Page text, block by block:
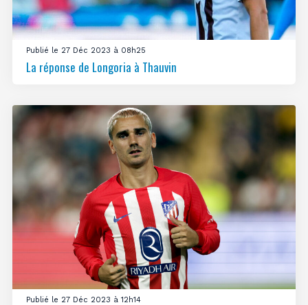
Publié le 27 Déc 2023 à 08h25
La réponse de Longoria à Thauvin
Publié le 27 Déc 2023 à 12h14